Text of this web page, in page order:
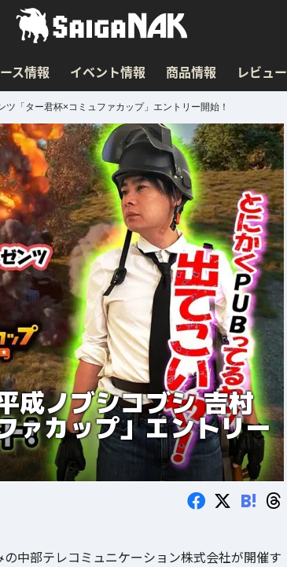
ス情報 イベント情報 商品情報 レビュー
「ター君杯×コミュファカップ」エントリー開始！
成ノブシコブシ 吉村
ァカップ」エントリー
B!
中部テレコミュニケーション株式会社が開催す